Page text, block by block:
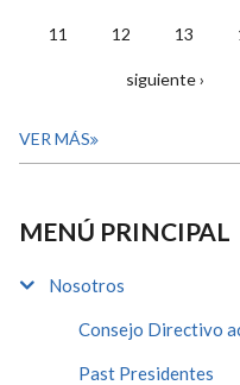
11 12 13
siguiente ›
VER MÁS
MENÚ PRINCIPAL
Nosotros
Consejo Directivo
Past Presidentes